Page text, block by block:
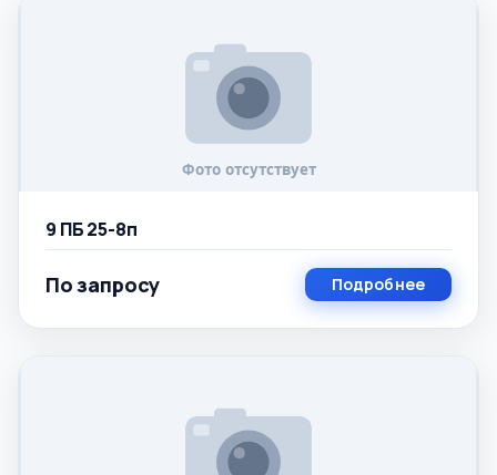
9 ПБ 25-8п
По запросу Подробнее